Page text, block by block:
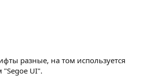
разные, на том используется
"Segoe UI".